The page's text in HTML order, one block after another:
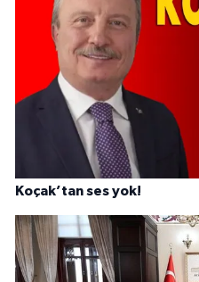
Koçak’tan ses yok!